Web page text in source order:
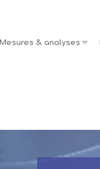
Mesures & analyses